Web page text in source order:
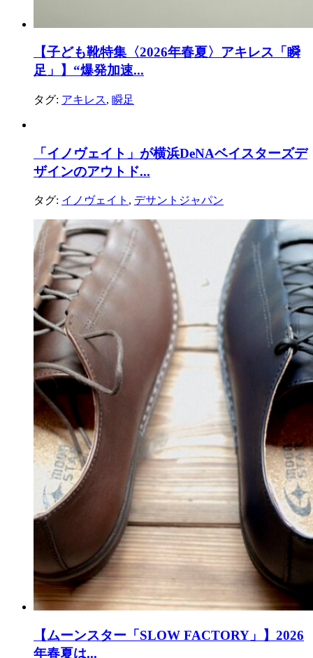
【子ども靴特集〈2026年春夏〉アキレス「瞬
足」】“爆発加速...
タグ: アキレス, 瞬足
「イノヴェイト」が横浜DeNAベイスターズデ
ザインのアウトド...
タグ: イノヴェイト , デサントジャパン
【ムーンスター「SLOW FACTORY」】2026
年春夏は...